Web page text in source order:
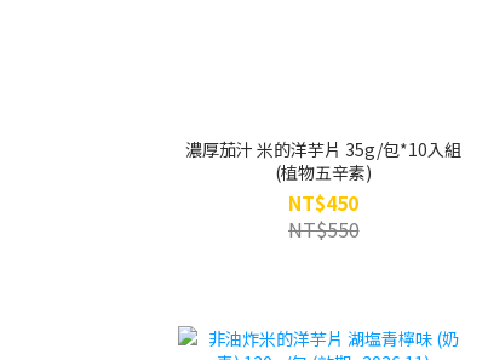
濃厚茄汁 米的洋芋片 35g/包*10入組
(植物五辛素)
NT$450
NT$550